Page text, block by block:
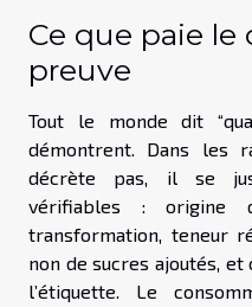
Ce que paie le
preuve
Tout le monde dit
démontrent. Dans les
décrète pas, il se
vérifiables : origine
transformation, teneur
non de sucres ajoutés, et
l’étiquette. Le